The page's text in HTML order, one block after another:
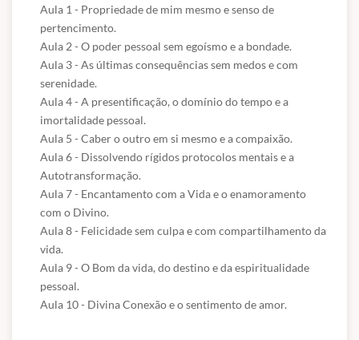
pessoal.
Aula 10 - Divina Conexão e o sentimento de amor.
Aula 1 - Propriedade de mim mesmo e senso de
pertencimento.
Aula 2 - O poder pessoal sem egoísmo e a bondade.
Aula 3 - As últimas consequências sem medos e com
serenidade.
Aula 4 - A presentificação, o domínio do tempo e a
imortalidade pessoal.
Aula 5 - Caber o outro em si mesmo e a compaixão.
Aula 6 - Dissolvendo rígidos protocolos mentais e a
Autotransformação.
Aula 7 - Encantamento com a Vida e o enamoramento
com o Divino.
Aula 8 - Felicidade sem culpa e com compartilhamento da
vida.
Aula 9 - O Bom da vida, do destino e da espiritualidade
pessoal.
Aula 10 - Divina Conexão e o sentimento de amor.